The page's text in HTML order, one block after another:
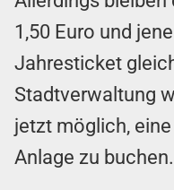
1,50 Euro und
Jahresticket
Stadtverwaltung
jetzt möglich,
Anlage zu